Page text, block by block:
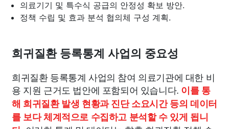
의료기기 및 특수식 공급의 안정성 확보 방안.
정책 수립 및 효과 분석 협의체 구성 계획.
희귀질환 등록통계 사업의 중요성
희귀질환 등록통계 사업의 참여 의료기관에 대한 비
용 지원 근거도 법안에 포함되어 있습니다. 이를 통
해 희귀질환 발생 현황과 진단 소요시간 등의 데이터
를 보다 체계적으로 수집하고 분석할 수 있게 됩니